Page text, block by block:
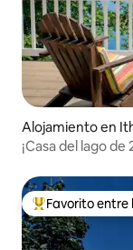
Alojamiento en
¡Casa del lago
Favorito entre
Favorito entre